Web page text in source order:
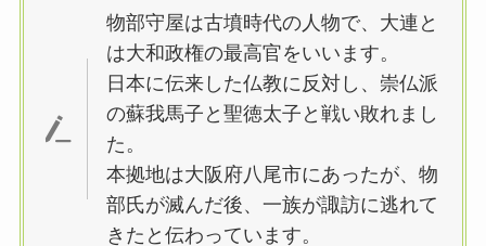
物部守屋は古墳時代の人物で、大連と
は大和政権の最高官をいいます。
日本に伝来した仏教に反対し、崇仏派
の蘇我馬子と聖徳太子と戦い敗れまし
た。
本拠地は大阪府八尾市にあったが、物
部氏が滅んだ後、一族が諏訪に逃れて
きたと伝わっています。